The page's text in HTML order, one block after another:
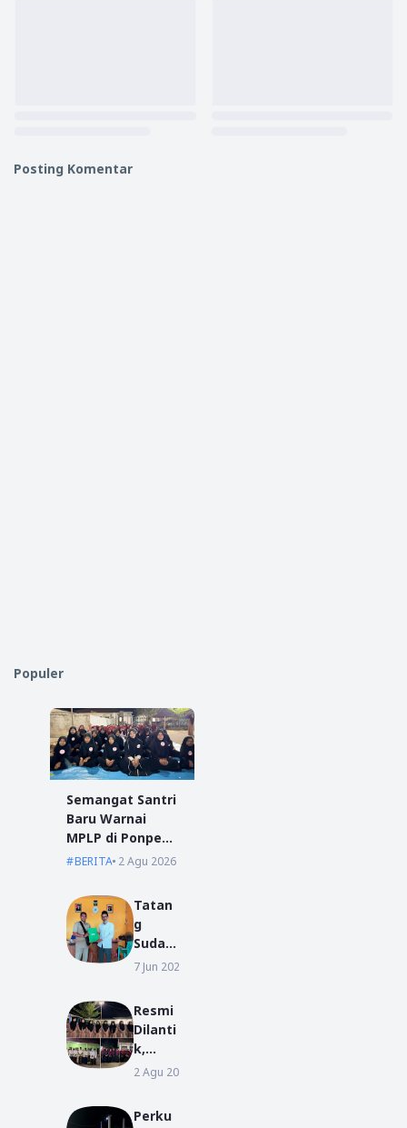
Posting Komentar
Populer
Semangat Santri
Baru Warnai
MPLP di Ponpes
Miftahul Ulum
BERITA 2 Agu 2026
Tatan
g
Sudar
ma
Sebag
ai
Bakal
Calon
Desa
BERITA
7 Jun 2022
Resmi
Dilanti
k,
Pengu
Ponpe
BERITA
2 Agu 2026
Perku